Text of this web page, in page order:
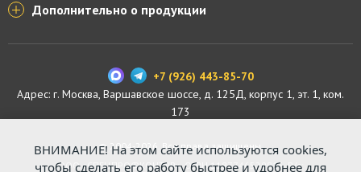
Дополнительно о продукции
+7 (926) 443-85-70
Адрес: г. Москва, Варшавское шоссе, д. 125Д, корпус 1, эт. 1, ком.
173
© 2004-2026. Все права защищены.
ООО «СПЕЦПРОФКОНТУР», ОГРН 1187746529816. Р/с:
ВНИМАНИЕ! На этом сайте используются cookies,
чтобы сделать его работу быстрее и удобнее для